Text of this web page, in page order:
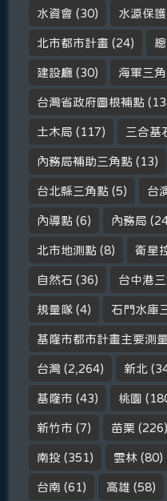
水資會 (30) 水源保
北市都市計畫 (24)
建設廳 (30) 海軍三
台灣省政府圖根補點
土木局 (117) 三合基
內務局補助三角點 (13)
台北縣三角點 (5) 台
內導點 (6) 內務局
北市地測點 (8) 衛星
自然石 (36) 台中港
規量隊 (4) 石門水庫
基隆市都市計畫主要測
台灣 (2,264) 新北
基隆市 (43) 桃園
新竹市 (7) 苗栗 (226)
南投 (351) 雲林 (80)
台南 (61) 高雄 (58)